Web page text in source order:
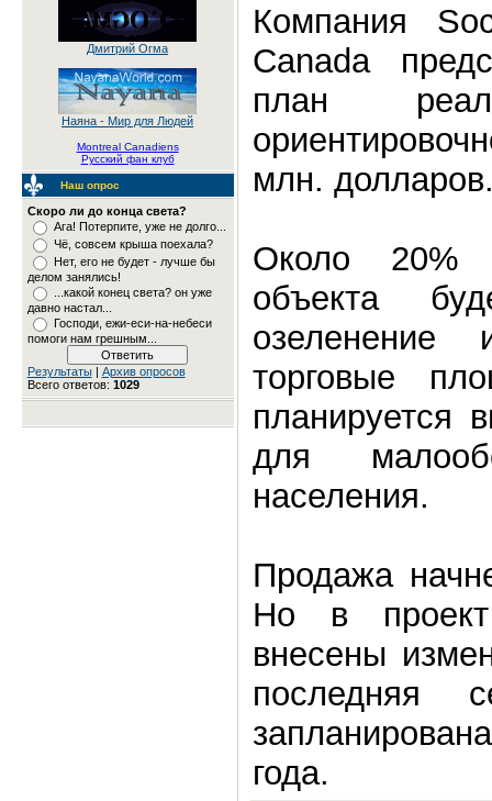
Дмитрий Огма
Наяна - Мир для Людей
Montreal Canadiens
Русский фан клуб
Наш опрос
Скоро ли до конца света?
Ага! Потерпите, уже не долго...
Чё, совсем крыша поехала?
Нет, его не будет - лучше бы
делом занялись!
...какой конец света? он уже
давно настал...
Господи, ежи-еси-на-небеси
помоги нам грешным...
Результаты| Архив опросов
Всего ответов: 1029
Компания
Canada
план
млн.
Около 20%
объекта
торговые
планируется
для
населения.
Продажа
Но в
внесены
последняя
года.